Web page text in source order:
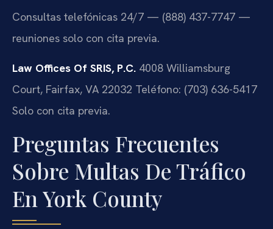
Consultas telefónicas 24/7 — (888) 437-7747 —
reuniones solo con cita previa.
Law Offices Of SRIS, P.C. 4008 Williamsburg
Court, Fairfax, VA 22032 Teléfono: (703) 636-5417
Solo con cita previa.
Preguntas Frecuentes
Sobre Multas De Tráfico
En York County